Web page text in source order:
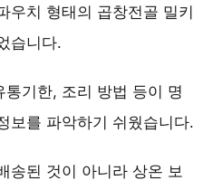
우치 형태의 곱창전골 밀키
습니다.
기한, 조리 방법 등이 명
보를 파악하기 쉬웠습니다.
송된 것이 아니라 상온 보